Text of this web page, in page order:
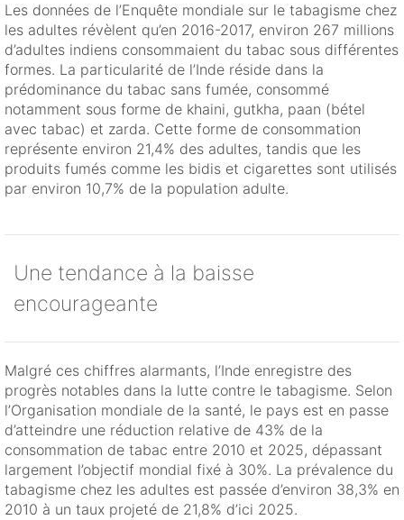
Les données de l’Enquête mondiale sur le tabagisme chez
les adultes révèlent qu’en 2016-2017, environ 267 millions
d’adultes indiens consommaient du tabac sous différentes
formes. La particularité de l’Inde réside dans la
prédominance du tabac sans fumée, consommé
notamment sous forme de khaini, gutkha, paan (bétel
avec tabac) et zarda. Cette forme de consommation
représente environ 21,4% des adultes, tandis que les
produits fumés comme les bidis et cigarettes sont utilisés
par environ 10,7% de la population adulte.
Une tendance à la baisse
encourageante
Malgré ces chiffres alarmants, l’Inde enregistre des
progrès notables dans la lutte contre le tabagisme. Selon
l’Organisation mondiale de la santé, le pays est en passe
d’atteindre une réduction relative de 43% de la
consommation de tabac entre 2010 et 2025, dépassant
largement l’objectif mondial fixé à 30%. La prévalence du
tabagisme chez les adultes est passée d’environ 38,3% en
2010 à un taux projeté de 21,8% d’ici 2025.